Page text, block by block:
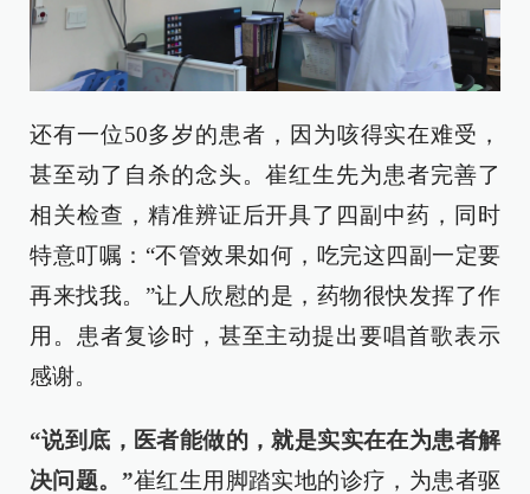
还有一位50多岁的患者，因为咳得实在难受，
甚至动了自杀的念头。崔红生先为患者完善了
相关检查，精准辨证后开具了四副中药，同时
特意叮嘱：“不管效果如何，吃完这四副一定要
再来找我。”让人欣慰的是，药物很快发挥了作
用。患者复诊时，甚至主动提出要唱首歌表示
感谢。
“说到底，医者能做的，就是实实在在为患者解
决问题。”崔红生用脚踏实地的诊疗，为患者驱